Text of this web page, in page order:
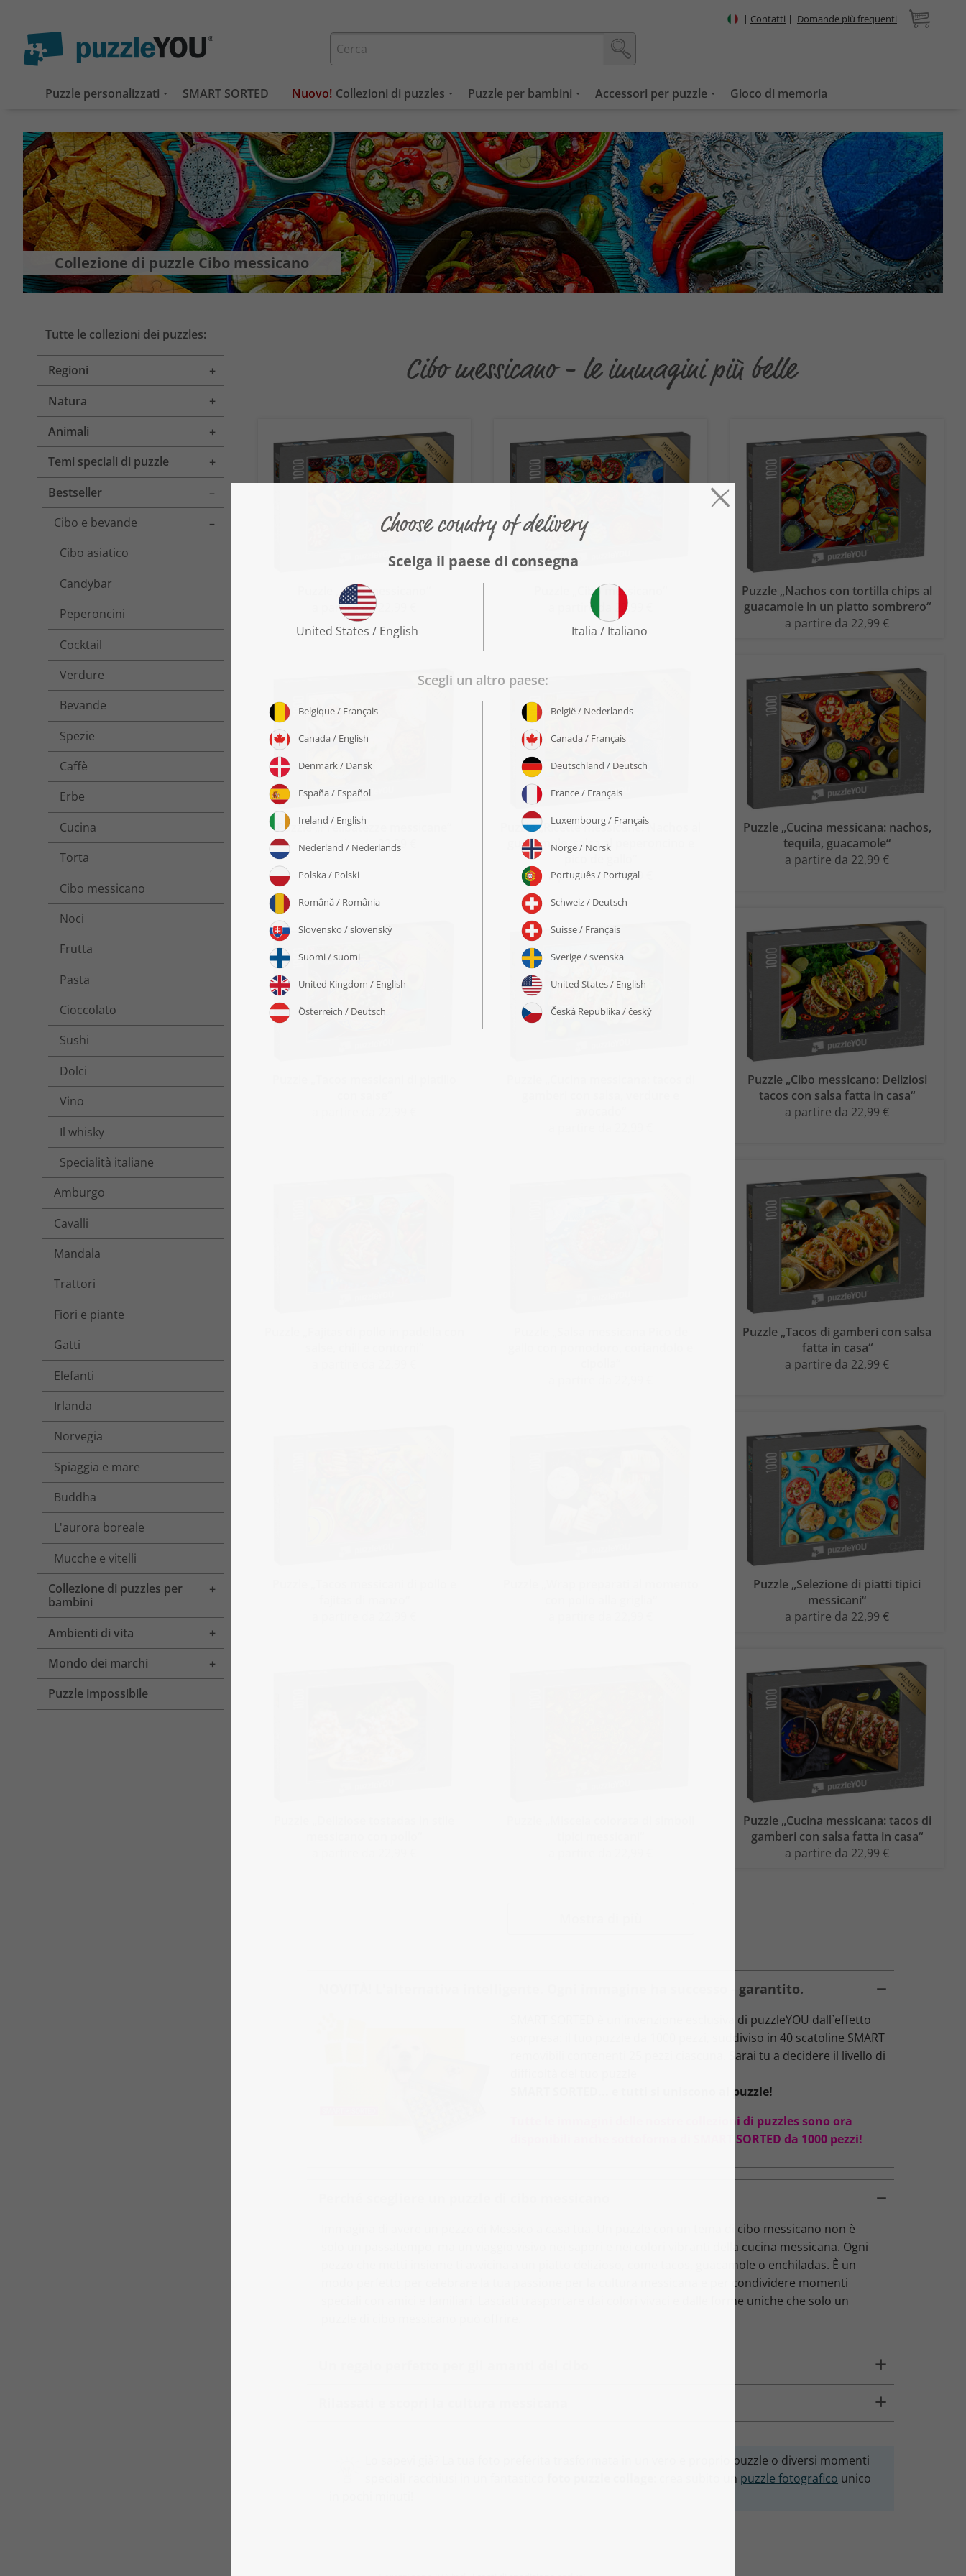
| Contatti | Domande più frequenti
Puzzle personalizzati SMART SORTED Collezioni di puzzles Puzzle per bambini Accessori per puzzle Gioco di memoria
Collezione di puzzle Cibo messicano
Tutte le collezioni dei puzzles:
Regioni
Toggle menu
Natura
Toggle menu
Animali
Toggle menu
Temi speciali di puzzle
Toggle menu
Bestseller
Toggle menu
Cibo e bevande
Toggle menu
Cibo asiatico
Candybar
Peperoncini
Cocktail
Verdure
Bevande
Spezie
Caffè
Erbe
Cucina
Torta
Cibo messicano
Noci
Frutta
Pasta
Cioccolato
Sushi
Dolci
Vino
Il whisky
Specialità italiane
Amburgo
Cavalli
Mandala
Trattori
Fiori e piante
Gatti
Elefanti
Irlanda
Norvegia
Spiaggia e mare
Buddha
L'aurora boreale
Mucche e vitelli
Collezione di puzzles per
bambini
Toggle menu
Ambienti di vita
Toggle menu
Mondo dei marchi
Toggle menu
Puzzle impossibile
Cibo messicano - le immagini più belle
Puzzle „Cibo messicano“
a partire da 22,99 €
Puzzle „Cibo messicano“
a partire da 22,99 €
Puzzle „Nachos con tortilla chips al
guacamole in un piatto sombrero“
a partire da 22,99 €
Puzzle „Prelibatezze messicane“
a partire da 22,99 €
Puzzle „Ricette messicane: Nachos al
guacamole, salsa al peperoncino e
a partire da 22,99 €
Puzzle „Cucina messicana: nachos,
tequila, guacamole“
a partire da 22,99 €
Puzzle „Cibo messicano: Deliziosi
tacos con salsa fatta in casa“
a partire da 22,99 €
Puzzle „Tacos di gamberi con salsa
fatta in casa“
a partire da 22,99 €
Puzzle „Selezione di piatti tipici
messicani“
a partire da 22,99 €
Puzzle „Cucina messicana: tacos di
gamberi con salsa fatta in casa“
a partire da 22,99 €
NOVITÀ! L'alternativa intelligente. Ogni immagine ha successo - garantito.
SMART SORTED è un'invenzione esclusiva di puzzleYOU dall`effetto
sorpresa: il tuo puzzle da 1000 pezzi, suddiviso in 40 scatoline SMART
removibili contenenti 25 pezzi ciascuna. Sarai tu a decidere il livello di
SMART SORTED... e tutti si uniscono al puzzle!
Tutte le immagini delle nostre collezioni di puzzles sono ora
disponibili anche sottoforma di SMART SORTED da 1000 pezzi!
Immagina di avere un pezzo di Messico a casa tua. Un puzzle con un tema di cibo messicano non è
solo un passatempo, ma un viaggio visivo nei sapori e nei colori vibranti della cucina messicana. Ogni
pezzo che metti insieme ti avvicina a un piatto delizioso, come tacos, guacamole o enchiladas. È un
modo perfetto per celebrare la tua passione per la cultura messicana e per condividere momenti
speciali con amici e familiari. Lasciati trasportare dai colori vivaci e dalle forme uniche che solo un
Lo sapevi già? La tua foto preferita trasformata in un vero e proprio puzzle o diversi momenti
: crea subito un puzzle fotografico unico